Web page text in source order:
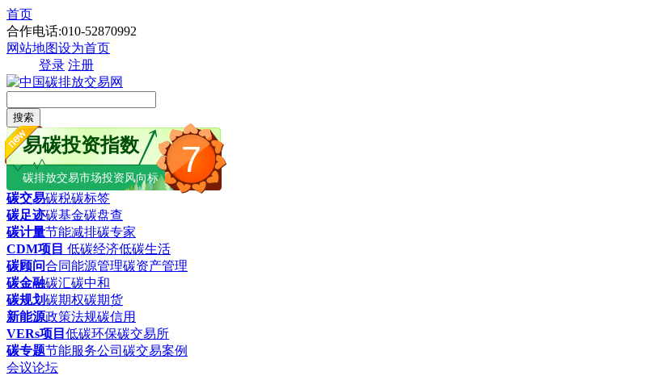
首页
合作电话:010-52870992
网站地图设为首页
登录 注册
搜索
7
易碳投资指数
碳排放交易市场投资风向标
碳交易碳税碳标签
碳足迹碳基金碳盘查
碳计量节能减排碳专家
CDM项目 低碳经济低碳生活
碳顾问合同能源管理碳资产管理
碳金融碳汇碳中和
碳规划碳期权碳期货
新能源政策法规碳信用
VERs项目 低碳环保碳交易所
碳专题节能服务公司 碳交易案例
会议论坛